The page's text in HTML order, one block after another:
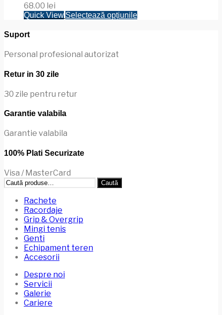
68.00 lei
Quick View Selectează opțiunileAcest
Suport
Personal profesional autorizat
Retur in 30 zile
30 zile pentru retur
Garantie valabila
Garantie valabila
100% Plati Securizate
Visa / MasterCard
Caută
după:
Caută
Rachete
Racordaje
Grip & Overgrip
Mingi tenis
Genti
Echipament teren
Accesorii
Despre noi
Servicii
Galerie
Cariere